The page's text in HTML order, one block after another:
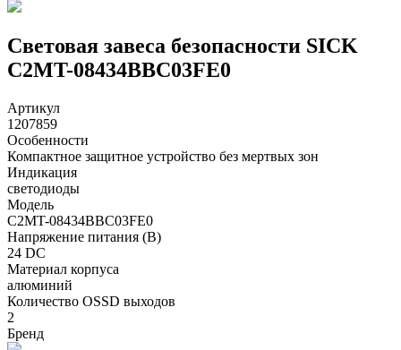
Световая завеса безопасности SICK
C2MT-08434BBC03FE0
Артикул
1207859
Особенности
Компактное защитное устройство без мертвых зон
Индикация
светодиоды
Модель
C2MT-08434BBC03FE0
Напряжение питания (В)
24 DC
Материал корпуса
алюминий
Количество OSSD выходов
2
Бренд